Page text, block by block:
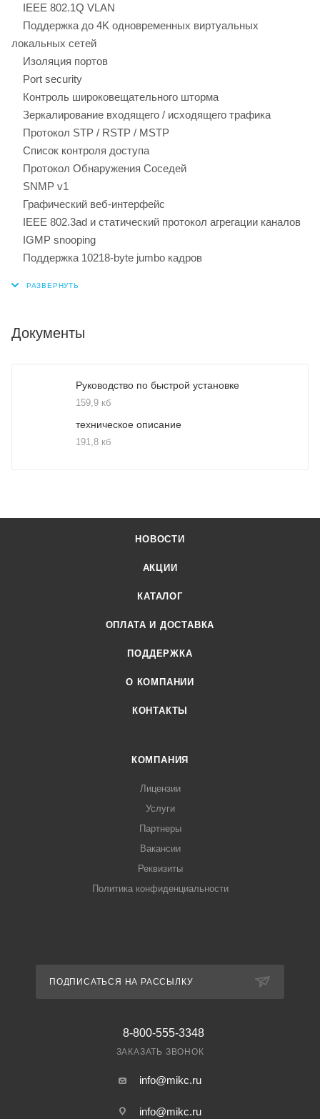
IEEE 802.1Q VLAN
Поддержка до 4K одновременных виртуальных
локальных сетей
Изоляция портов
Port security
Контроль широковещательного шторма
Зеркалирование входящего / исходящего трафика
Протокол STP / RSTP / MSTP
Список контроля доступа
Протокол Обнаружения Соседей
SNMP v1
Графический веб-интерфейс
IEEE 802.3ad и статический протокол агрегации каналов
IGMP snooping
Поддержка 10218-byte jumbo кадров
Документы
Руководство по быстрой установке
159,9 кб
техническое описание
191,8 кб
НОВОСТИ
АКЦИИ
КАТАЛОГ
ОПЛАТА И ДОСТАВКА
ПОДДЕРЖКА
О КОМПАНИИ
КОНТАКТЫ
КОМПАНИЯ
Лицензии
Услуги
Партнеры
Вакансии
Реквизиты
Политика конфиденциальности
ПОДПИСАТЬСЯ НА РАССЫЛКУ
8-800-555-3348
ЗАКАЗАТЬ ЗВОНОК
info@mikc.ru
info@mikc.ru